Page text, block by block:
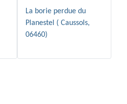
La borie perdue du
Planestel ( Caussols,
06460)